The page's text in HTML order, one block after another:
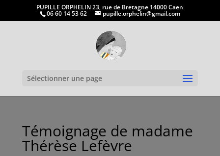
PUPILLE ORPHELIN 23, rue de Bretagne 14000 Caen
06 60 14 53 62 pupille.orphelin@gmail.com
Sélectionner une page
Témoignage de madame
Thérèse Lefèvre